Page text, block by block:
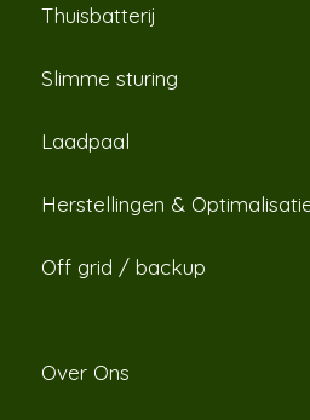
Thuisbatterij
Slimme sturing
Laadpaal
Herstellingen &
Off grid / backup
Over Ons